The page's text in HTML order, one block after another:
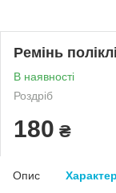
Ремінь
В наявності
Роздріб
180 ₴
Опис